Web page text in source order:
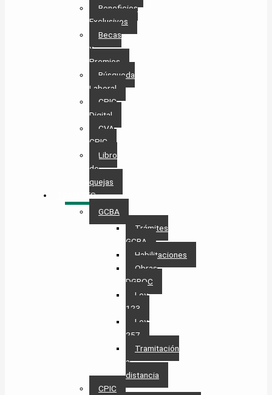
Beneficios
Exclusivos
Becas
y
Premios
Búsqueda
Laboral​
CPIC
Digital
CVA
CPIC
Libro
de
quejas
TRÁMITES
GCBA
Trámites
GCBA
Habilitaciones
Obras
DGROC
Ley
123
Ley
257
Tramitación
a
distancia
CPIC